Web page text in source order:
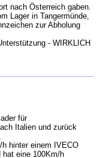
nach Österreich gaben.
Lager in Tangermünde,
zur Abholung
- WIRKLICH
für
Italien und zurück
h hinter einem IVECO
hat eine 100Km/h